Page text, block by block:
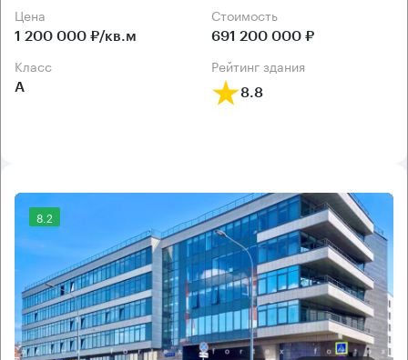
Цена
1 200 000 ₽/кв.м
Cтоимость
691 200 000 ₽
класс
А
рейтинг здания
8.8
8.2